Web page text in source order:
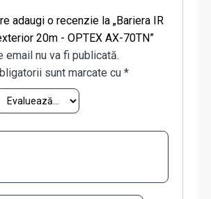
adaugi o recenzie la „Bariera IR
20m - OPTEX AX-70TN”
email nu va fi publicată.
sunt marcate cu *